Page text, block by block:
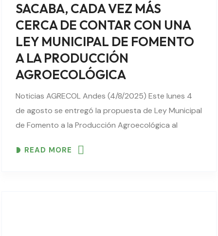
SACABA, CADA VEZ MÁS
CERCA DE CONTAR CON UNA
LEY MUNICIPAL DE FOMENTO
A LA PRODUCCIÓN
AGROECOLÓGICA
Noticias AGRECOL Andes (4/8/2025) Este lunes 4
de agosto se entregó la propuesta de Ley Municipal
de Fomento a la Producción Agroecológica al
iniciativa fue impulsada por el Comité Impulsor
READ MORE